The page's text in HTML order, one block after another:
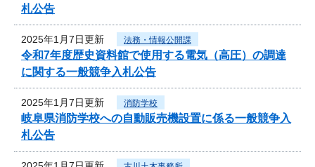
札公告
2025年1月7日更新 法務・情報公開課
令和7年度歴史資料館で使用する電気（高圧）の調達
に関する一般競争入札公告
2025年1月7日更新 消防学校
岐阜県消防学校への自動販売機設置に係る一般競争入
札公告